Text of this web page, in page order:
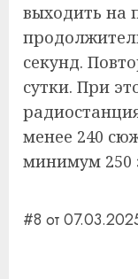
выходить на
секунд.
сутки. При
менее 240
минимум 250
#8 от